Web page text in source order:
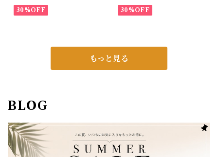
30%OFF 30%OFF
もっと見る
BLOG